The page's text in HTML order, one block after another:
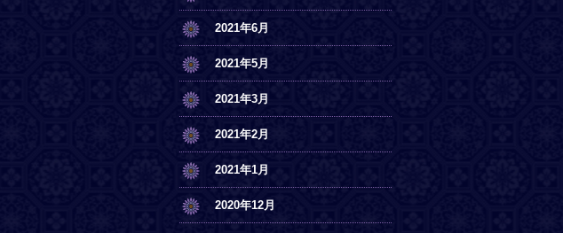
2021年6月
2021年5月
2021年3月
2021年2月
2021年1月
2020年12月